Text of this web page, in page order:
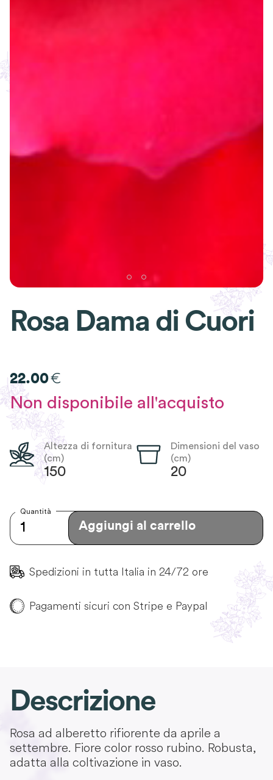
Rosa Dama di Cuori
22.00€
Non disponibile all'acquisto
Altezza di fornitura
(cm)
150
Dimensioni del vaso
(cm)
20
Quantità
Aggiungi al carrello
Spedizioni in tutta Italia in 24/72 ore
Pagamenti sicuri con Stripe e Paypal
Descrizione
Rosa ad alberetto rifiorente da aprile a
settembre. Fiore color rosso rubino. Robusta,
adatta alla coltivazione in vaso.